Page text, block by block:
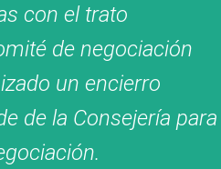
con el trato
de negociación
un encierro
de la Consejería para